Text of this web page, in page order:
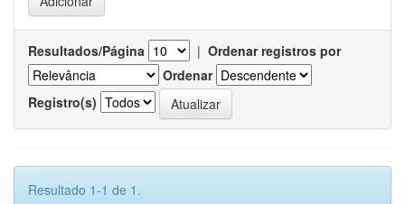
Resultados/Página | Ordenar registros por
Ordenar
Registro(s)
Resultado 1-1 de 1.